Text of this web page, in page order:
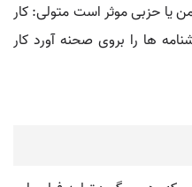
یا حزبی موثر است متولی: کار
که نمایشنامه ها را بروی صحنه آورد کار